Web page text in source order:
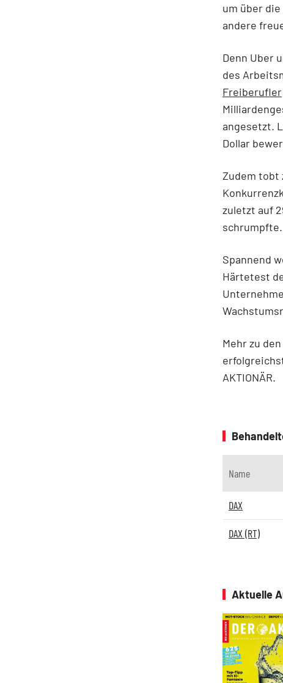
um über
andere
Denn Uber
des
Freiberufler
angesetzt.
Dollar
Zudem tobt
zuletzt auf
schrumpfte.
Spannend
Härtetest
Mehr zu
AKTIONÄR.
Name
DAX
DAX (RT)
Aktuelle